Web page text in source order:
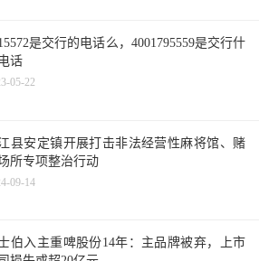
是交行的电话么，4001795559是交行什
话
05-22
县安定镇开展打击非法经营性麻将馆、赌
所专项整治行动
09-14
伯入主重啤股份14年：主品牌被弃，上市